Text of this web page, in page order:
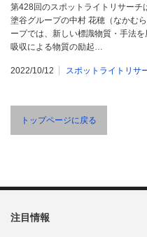
第428回のスポットライトリサー
塗谷グループの中村 花穂（なかむ
ープでは、新しい標識物質・手法
吸収による物質の励起…
2022/10/12 スポットライトリサ
トップページに戻る
注目情報